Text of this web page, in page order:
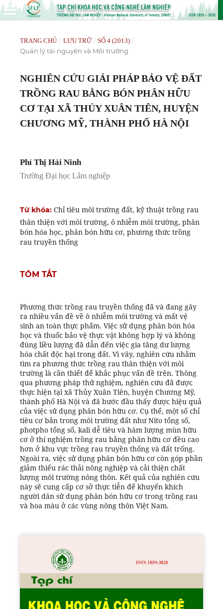
TRANG CHỦ / LƯU TRỮ / SỐ 4 (2013) /
Quản lý tài nguyên và Môi trường
NGHIÊN CỨU GIẢI PHÁP BẢO VỆ ĐẤT
TRỒNG RAU BẰNG BÓN PHÂN HỮU
CƠ TẠI XÃ THỦY XUÂN TIÊN, HUYỆN
CHƯƠNG MỸ, THÀNH PHỐ HÀ NỘI
Phí Thị Hải Ninh
Trường Đại học Lâm nghiệp
Từ khóa: Chỉ tiêu môi trường đất, kỹ thuật trồng rau
thân thiện với môi trường, ô nhiễm môi trường, phân
bón hóa học, phân bón hữu cơ, phương thức trồng
rau truyền thống
TÓM TẮT
Phương thức trồng rau truyền thống đã và đang gây
ra nhiều vấn đề về ô nhiễm môi trường và mất vệ
sinh an toàn thực phẩm. Việc sử dụng phân bón hóa
học và thuốc bảo vệ thực vật không hợp lý và không
đúng liều lượng đã dẫn đến việc gia tăng dư lượng
hóa chất độc hại trong đất. Vì vây, nghiên cứu nhằm
tìm ra phương thức trồng rau thân thiện với môi
trường là cần thiết để khắc phục vấn đề trên. Thông
qua phương pháp thử nghiệm, nghiên cứu đã được
thực hiện tại xã Thủy Xuân Tiên, huyện Chương Mỹ,
thành phố Hà Nội và đã bước đầu thấy được hiệu quả
của việc sử dụng phân bón hữu cơ. Cụ thể, một số chỉ
tiêu cơ bản trong môi trường đất như Nito tổng số,
photpho tổng số, kali dễ tiêu và hàm lượng mùn hữu
cơ ở thí nghiệm trồng rau bằng phân hữu cơ đều cao
hơn ở khu vực trồng rau truyền thống và đất trống.
Ngoài ra, việc sử dụng phân bón hữu cơ còn góp phần
giảm thiểu rác thải nông nghiệp và cải thiện chất
lượng môi trường nông thôn. Kết quả của nghiên cứu
này sẽ cung cấp cơ sở thực tiễn để khuyến khích
người dân sử dụng phân bón hữu cơ trong trồng rau
và hoa màu ở các vùng nông thôn Việt Nam.